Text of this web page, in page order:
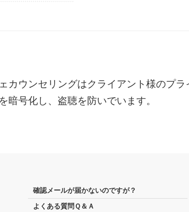
カウンセリングはクライアント様のプラ
暗号化し、盗聴を防いでいます。
確認メールが届かないのですが？
よくある質問Ｑ＆Ａ